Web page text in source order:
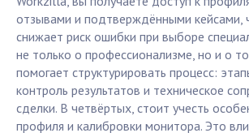
отзывами и подтверждёнными кейсами,
снижает риск ошибки при выборе
не только о профессионализме, но и о
помогает структурировать процесс:
контроль результатов и техническое
сделки. В четвёртых, стоит учесть
профиля и калибровки монитора. Это